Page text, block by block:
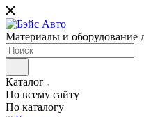
Материалы и оборудование
Каталог
По всему сайту
По каталогу